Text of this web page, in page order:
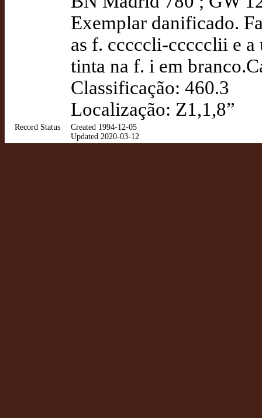
Exemplar danificado.
as f. cccccli-ccccclii e
tinta na f. i em
Classificação: 460.3
Localização: Z1,1,8”
Record Status
Created 1994-12-05
Updated 2020-03-12